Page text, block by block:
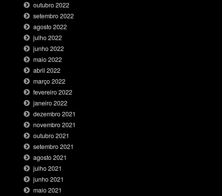
outubro 2022
setembro 2022
agosto 2022
julho 2022
junho 2022
maio 2022
abril 2022
março 2022
fevereiro 2022
janeiro 2022
dezembro 2021
novembro 2021
outubro 2021
setembro 2021
agosto 2021
julho 2021
junho 2021
maio 2021